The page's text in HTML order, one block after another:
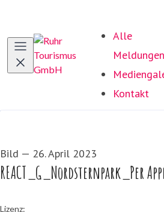
Alle
Meldungen
Kontakt
Bild — 26. April 2023
REACT_G_Nordsternpark_Per
go to media item
Lizenz: